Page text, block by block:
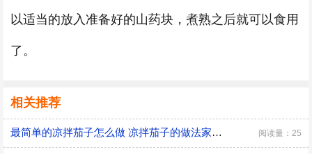
以适当的放入准备好的山药块，煮熟之后就可以食用
了。
相关推荐
最简单的凉拌茄子怎么做 凉拌茄子的做法家常窍门 阅读量：25